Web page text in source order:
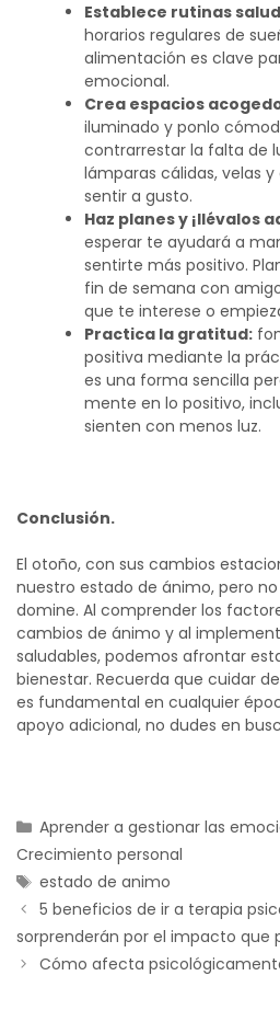
Establece rutinas
horarios regulares de
alimentación es clave
emocional.
Crea espacios
iluminado y ponlo
contrarrestar la falta de
lámparas cálidas, velas
sentir a gusto.
Haz planes y ¡llévalos
esperar te ayudará a
sentirte más positivo.
fin de semana con
que te interese o
Practica la gratitud:
positiva mediante la
es una forma sencilla
mente en lo positivo,
sienten con menos luz.
Conclusión.
El otoño, con sus cambios
nuestro estado de ánimo, pero
domine. Al comprender los
cambios de ánimo y al
saludables, podemos afrontar
bienestar. Recuerda que cuidar
es fundamental en cualquier
apoyo adicional, no dudes en
Aprender a gestionar las
Crecimiento personal
estado de animo
5 beneficios de ir a terapia
sorprenderán por el impacto que
Cómo afecta